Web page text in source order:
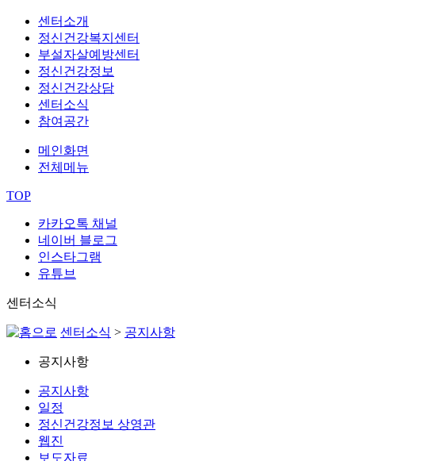
센터소개
정신건강복지센터
부설자살예방센터
정신건강정보
정신건강상담
센터소식
참여공간
메인화면
전체메뉴
TOP
카카오톡 채널
네이버 블로그
인스타그램
유튜브
센터소식
센터소식 > 공지사항
공지사항
공지사항
일정
정신건강정보 상영관
웹진
보도자료